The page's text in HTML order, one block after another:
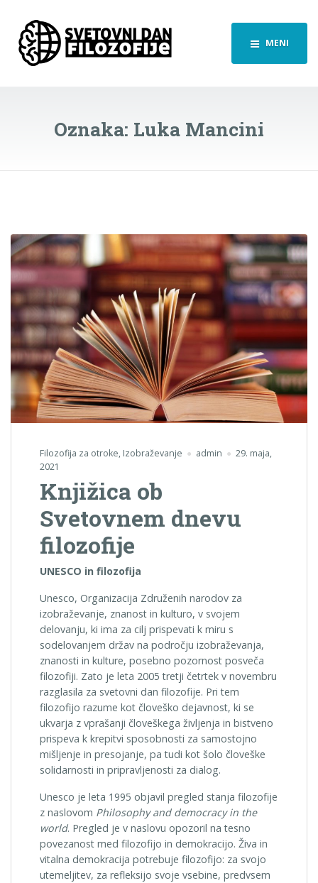
MENI
Oznaka: Luka Mancini
Filozofija za otroke, Izobraževanje admin
29. maja,
2021
Knjižica ob
Svetovnem dnevu
filozofije
UNESCO in filozofija
Unesco, Organizacija Združenih narodov za
izobraževanje, znanost in kulturo, v svojem
delovanju, ki ima za cilj prispevati k miru s
sodelovanjem držav na področju izobraževanja,
zna­nosti in kulture, posebno pozornost posveča
filozofiji. Zato je leta 2005 tretji četrtek v novembru
razglasila za svetovni dan filozofije. Pri tem
filozofijo razume kot človeško dejavnost, ki se
ukvarja z vprašanji človeškega življenja in bistveno
prispeva k krepitvi sposobnosti za samostojno
mišljenje in presojanje, pa tudi kot šolo človeške
solidarnosti in pripravljenosti za dialog.
Unesco je leta 1995 objavil pregled stanja filozofije
z nas­lovom Philosophy and democracy in the
world. Pregled je v naslovu opozoril na tesno
povezanost med filozofijo in de­mokracijo. Živa in
vitalna demokracija potrebuje filozofijo: za svojo
utemeljitev, za refleksijo svoje vsebine, predvsem